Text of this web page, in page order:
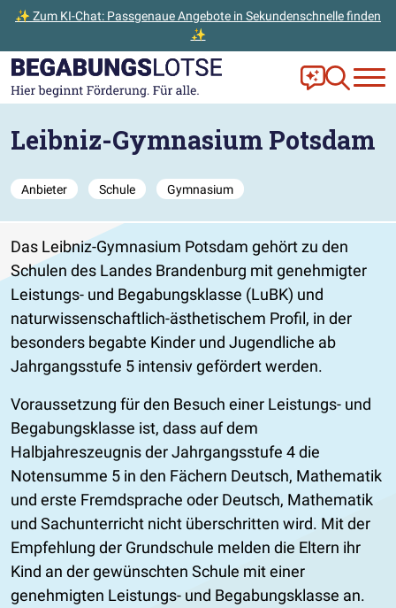
✨ Zum KI-Chat: Passgenaue Angebote in Sekundenschnelle finden
✨
Zum Hauptinhalt der Seite springen
Zur Startseite gehen Frag Ella!
Zur
Leibniz-Gymnasium Potsdam
Anbieter Schule Gymnasium
Das Leibniz-Gymnasium Potsdam gehört zu den
Schulen des Landes Brandenburg mit genehmigter
Leistungs- und Begabungsklasse (LuBK) und
naturwissenschaftlich-ästhetischem Profil, in der
besonders begabte Kinder und Jugendliche ab
Jahrgangsstufe 5 intensiv gefördert werden.
Voraussetzung für den Besuch einer Leistungs- und
Begabungsklasse ist, dass auf dem
Halbjahreszeugnis der Jahrgangsstufe 4 die
Notensumme 5 in den Fächern Deutsch, Mathematik
und erste Fremdsprache oder Deutsch, Mathematik
und Sachunterricht nicht überschritten wird. Mit der
Empfehlung der Grundschule melden die Eltern ihr
Kind an der gewünschten Schule mit einer
genehmigten Leistungs- und Begabungsklasse an.